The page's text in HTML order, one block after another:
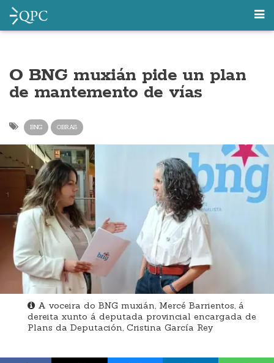
O BNG muxián pide un plan
de mantemento de vías
BNG OBRAS
A voceira do BNG muxián, Mercé Barrientos, á
dereita xunto á deputada provincial encargada de
Plans da Deputación, Cristina García Rey